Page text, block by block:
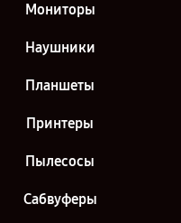
Мониторы
Наушники
Планшеты
Принтеры
Пылесосы
Сабвуферы